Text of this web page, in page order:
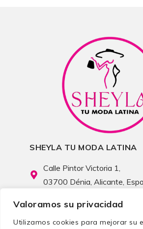
Valoramos su privacidad
Utilizamos cookies para mejorar su
SHEYLA TU MODA LATINA
Calle Pintor Victoria 1,
03700 Dénia, Alicante,